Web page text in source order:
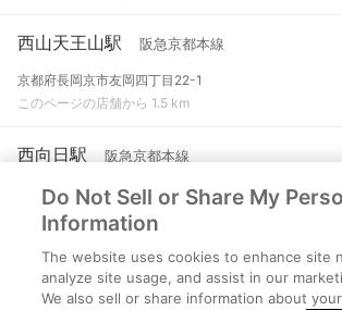
西山天王山駅 阪急京都本線
京都府長岡京市友岡四丁目22-1
このページの店舗から 1.5 km
西向日駅 阪急京都本線
向日市上植野町南開２３-１
このページの店舗から 1.8 km
東向日駅 阪急京都本線
向日市寺戸町小佃５-２
Do Not Sell or Share My
Information
The website uses cookies to enhance site
analyze site usage, and assist in our
We also sell or share information about